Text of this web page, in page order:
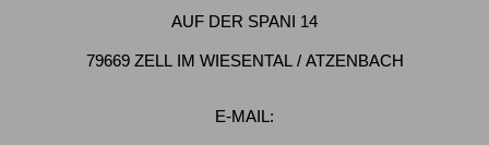
AUF DER SPANI 14
79669 ZELL IM WIESENTAL / ATZENBACH
E-MAIL: